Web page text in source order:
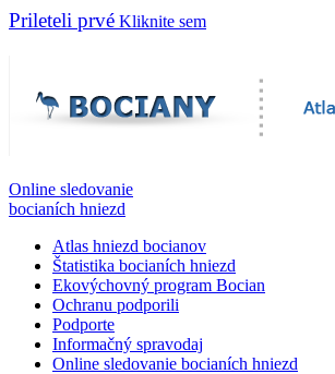
Prileteli prvé Kliknite sem
Online sledovanie
bocianích hniezd
Atlas hniezd bocianov
Štatistika bocianích hniezd
Ekovýchovný program Bocian
Ochranu podporili
Podporte
Informačný spravodaj
Online sledovanie bocianích hniezd